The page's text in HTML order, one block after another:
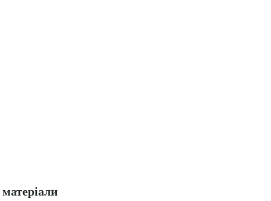
матеріали